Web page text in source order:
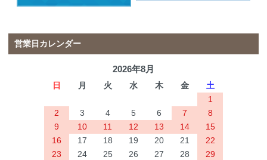
営業日カレンダー
2026年8月
日 月 火 水 木 金
土
1
2
3 4 5 6 7
8
9
10 11 12 13 14
15
16
17 18 19 20 21
22
23
24 25 26 27 28
29